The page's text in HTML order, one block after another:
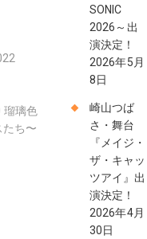
瑠璃色
ち〜
SONIC
2026～出
演決定！
2026年5月
8日
崎山つば
さ・舞台
『メイジ・
ザ・キャッ
ツアイ』出
演決定！
2026年4月
30日